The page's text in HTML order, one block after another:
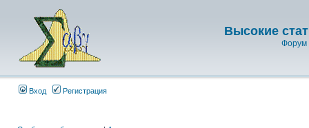
Высокие
Форум
Вход Регистрация